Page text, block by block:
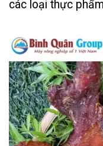
các loại thực